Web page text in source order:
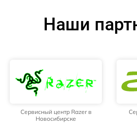
Наши
Сервисный центр Razer в
Новосибирске